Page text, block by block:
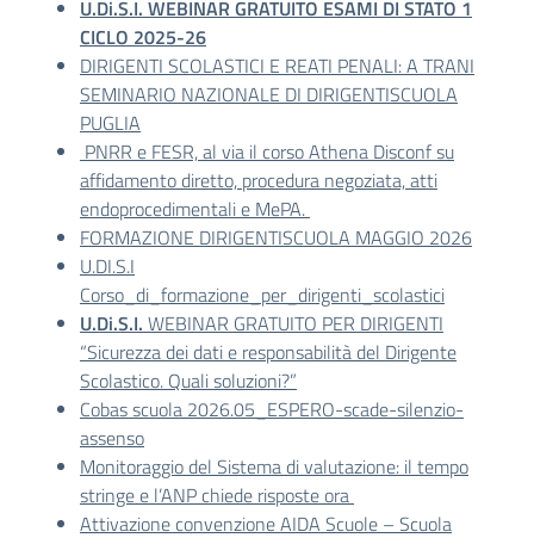
U.Di.S.I. WEBINAR GRATUITO ESAMI DI STATO 1
CICLO 2025-26
DIRIGENTI SCOLASTICI E REATI PENALI: A TRANI
SEMINARIO NAZIONALE DI DIRIGENTISCUOLA
PUGLIA
PNRR e FESR, al via il corso Athena Disconf su
affidamento diretto, procedura negoziata, atti
endoprocedimentali e MePA.
FORMAZIONE DIRIGENTISCUOLA MAGGIO 2026
U.DI.S.I
Corso_di_formazione_per_dirigenti_scolastici
U.Di.S.I. WEBINAR GRATUITO PER DIRIGENTI
“Sicurezza dei dati e responsabilità del Dirigente
Scolastico. Quali soluzioni?”
Cobas scuola 2026.05_ESPERO-scade-silenzio-
assenso
Monitoraggio del Sistema di valutazione: il tempo
stringe e l’ANP chiede risposte ora
Attivazione convenzione AIDA Scuole – Scuola